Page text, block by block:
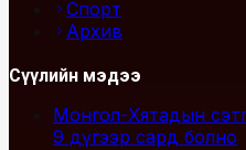
Спорт
Архив
Сүүлийн мэдээ
Монгол-Хятадын
9 дүгээр сард болно